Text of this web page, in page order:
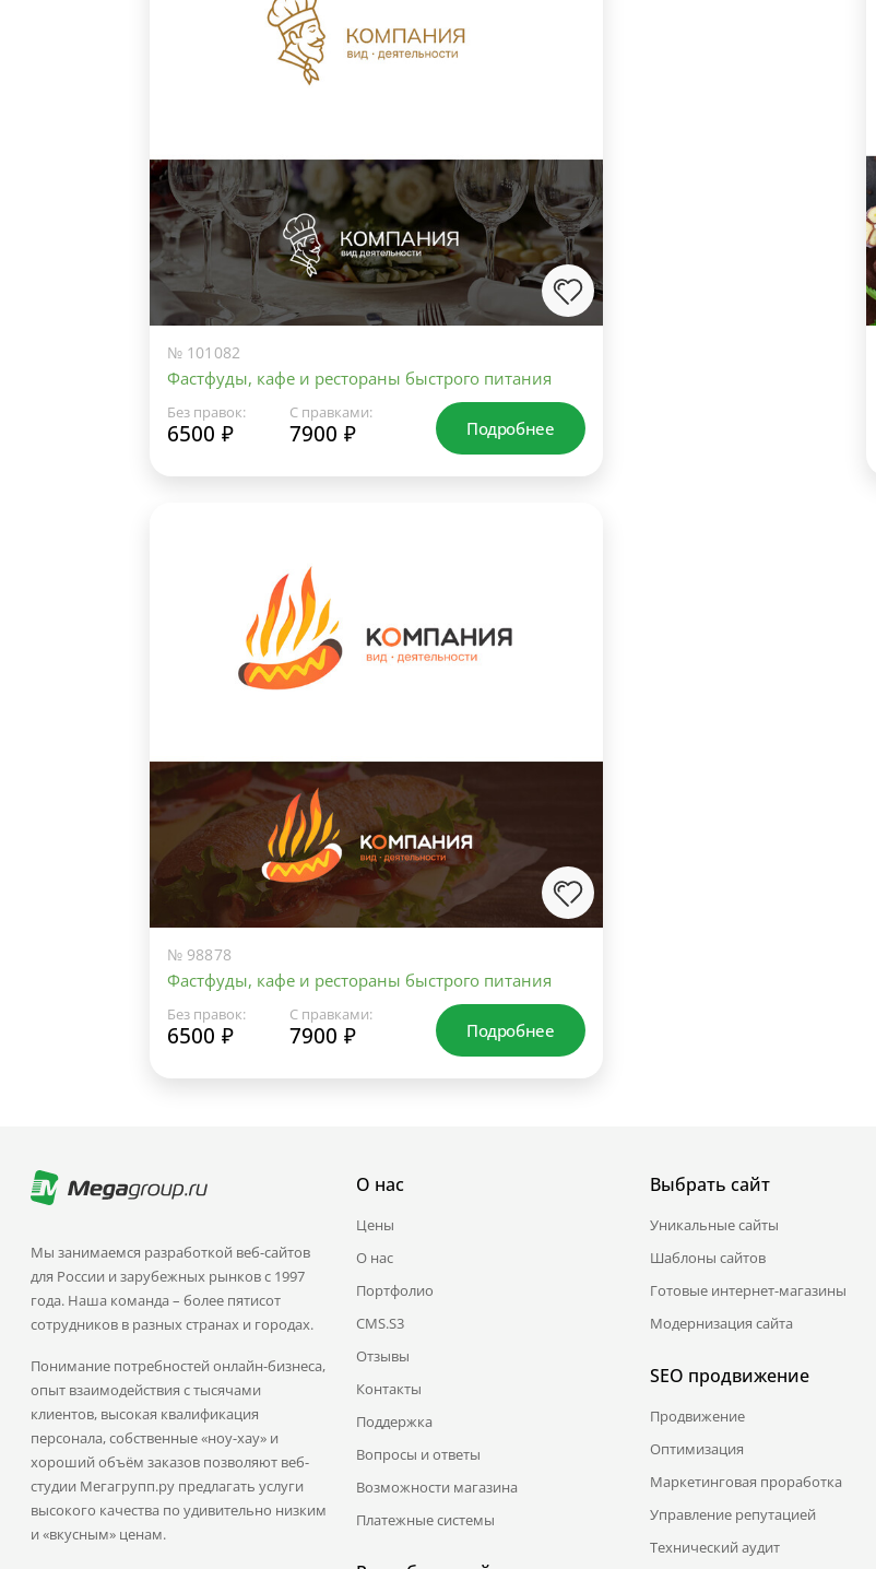
№ 101082
Фастфуды, кафе и рестораны быстрого питания
Без правок:
6500 ₽
С правками:
7900 ₽ Подробнее
№ 98878
Фастфуды, кафе и рестораны быстрого питания
Без правок:
6500 ₽
С правками:
7900 ₽ Подробнее
Мы занимаемся разработкой веб-сайтов
для России и зарубежных рынков с 1997
года. Наша команда – более пятисот
сотрудников в разных странах и городах.
Понимание потребностей онлайн-бизнеса,
опыт взаимодействия с тысячами
клиентов, высокая квалификация
персонала, собственные «ноу-хау» и
хороший объём заказов позволяют веб-
студии Мегагрупп.ру предлагать услуги
высокого качества по удивительно низким
и «вкусным» ценам.
О нас
Цены
О нас
Портфолио
CMS.S3
Отзывы
Контакты
Поддержка
Вопросы и ответы
Возможности магазина
Платежные системы
Выбрать сайт
Уникальные сайты
Шаблоны сайтов
Готовые интернет-магазины
Модернизация сайта
SEO продвижение
Продвижение
Оптимизация
Маркетинговая проработка
Управление репутацией
Технический аудит